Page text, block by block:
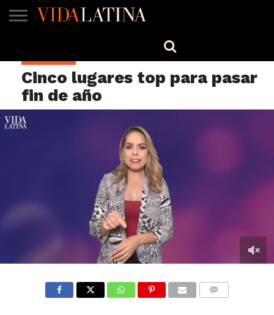
TV
Cinco lugares top para pasar
fin de año